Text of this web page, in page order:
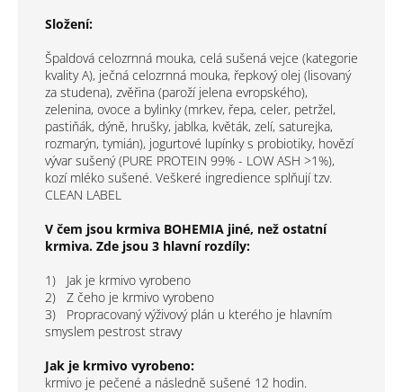
Složení:
Špaldová celozrnná mouka, celá sušená vejce (kategorie
kvality A), ječná celozrnná mouka, řepkový olej (lisovaný
za studena), zvěřina (paroží jelena evropského),
zelenina, ovoce a bylinky (mrkev, řepa, celer, petržel,
pastiňák, dýně, hrušky, jablka, květák, zelí, saturejka,
rozmarýn, tymián), jogurtové lupínky s probiotiky, hovězí
vývar sušený (PURE PROTEIN 99% - LOW ASH >1%),
kozí mléko sušené. Veškeré ingredience splňují tzv.
CLEAN LABEL
V čem jsou krmiva BOHEMIA jiné, než ostatní
krmiva. Zde jsou 3 hlavní rozdíly:
1) Jak je krmivo vyrobeno
2) Z čeho je krmivo vyrobeno
3) Propracovaný výživový plán u kterého je hlavním
smyslem pestrost stravy
Jak je krmivo vyrobeno:
krmivo je pečené a následně sušené 12 hodin.